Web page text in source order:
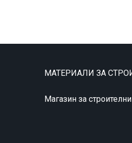
МАТЕРИАЛИ ЗА
Магазин за